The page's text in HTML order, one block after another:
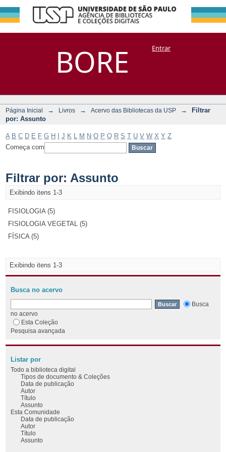
BORE
Filtrar por:
Assunto
DSpace/Manakin + CoriscoEntrar
Página Inicial → Livros → Acervo das Bibliotecas da USP →
Filtrar
por: Assunto
A B C D E F G H J K M N O P Q R S T U V W X Y Z
Começa com
Filtrar por: Assunto
Exibindo itens 1-3
FISIOLOGIA (5)
FISIOLOGIA VEGETAL (5)
FÍSICA (5)
Exibindo itens 1-3
Busca no acervo
Busca
no acervo
Esta Coleção
Pesquisa avançada
Listar por
Todo a biblioteca digital
Tipos de documento & Coleções
Data de publicação
Autor
Título
Assunto
Esta Comunidade
Data de publicação
Autor
Título
Assunto